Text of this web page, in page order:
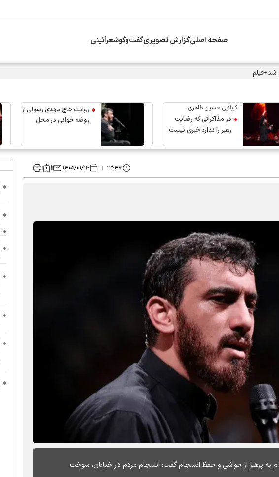
صفحه اصلیگزارش تصویریگفت‌وگوشعرآئینی
شد+فیلم
کربلایی حسین طاهری:
در مذاکراتی که رضایت
رهبر را ندارد خبری نیست
روایت حاج مهدی رسولی از
روضه خوانی در محل
۱۳:۴۷ ۱۴۰۵/۰۱/۱۶
پرهیز از حواشی و حفظ انسجام گفت: انسجام مردم در خیابان، سوخت